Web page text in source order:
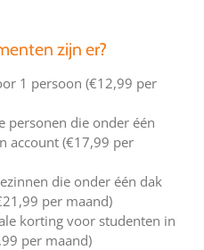
zijn er?
1 persoon (€12,99 per
personen die onder één
account (€17,99 per
die onder één dak
per maand)
korting voor studenten in
per maand)